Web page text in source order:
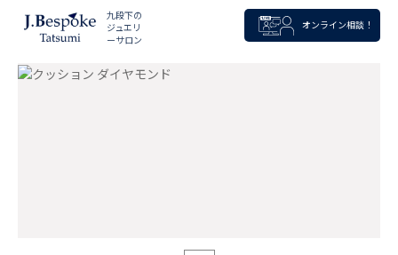
九段下の
ジュエリ
ーサロン
オンライン相談！